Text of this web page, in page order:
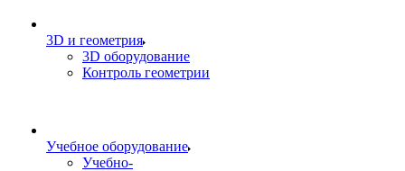
3D и геометрия
3D оборудование
Контроль геометрии
Учебное оборудование
Учебно-